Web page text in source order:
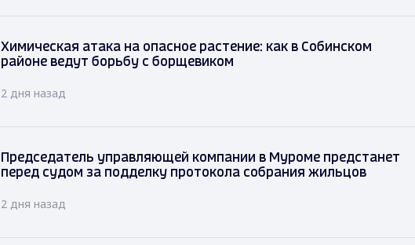
Химическая атака на опасное растение: как в Собинском
районе ведут борьбу с борщевиком
2 дня назад
Председатель управляющей компании в Муроме предстанет
перед судом за подделку протокола собрания жильцов
2 дня назад